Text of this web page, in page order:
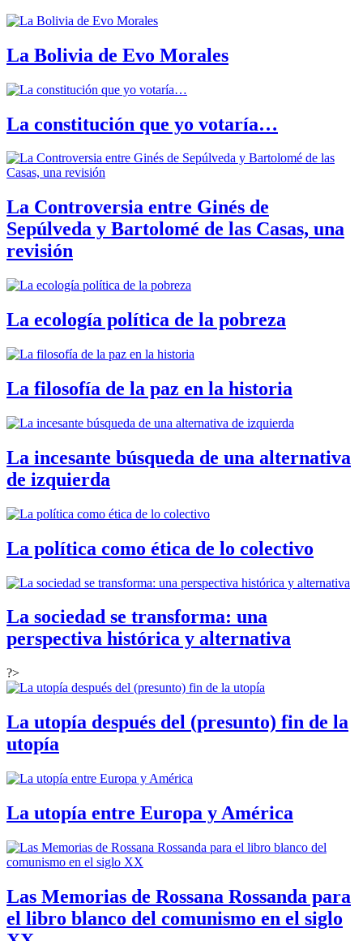
La Bolivia de Evo Morales
La constitución que yo votaría…
La Controversia entre Ginés de
Sepúlveda y Bartolomé de las Casas, una
revisión
La ecología política de la pobreza
La filosofía de la paz en la historia
La incesante búsqueda de una alternativa
de izquierda
La política como ética de lo colectivo
La sociedad se transforma: una
perspectiva histórica y alternativa
?>
La utopía después del (presunto) fin de la
utopía
La utopía entre Europa y América
Las Memorias de Rossana Rossanda para
el libro blanco del comunismo en el siglo